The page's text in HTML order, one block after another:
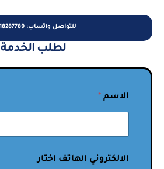
للتواصل واتساب: 01018287789
لطلب الخدمة
الاسم *
الالكتروني الهاتف اختار